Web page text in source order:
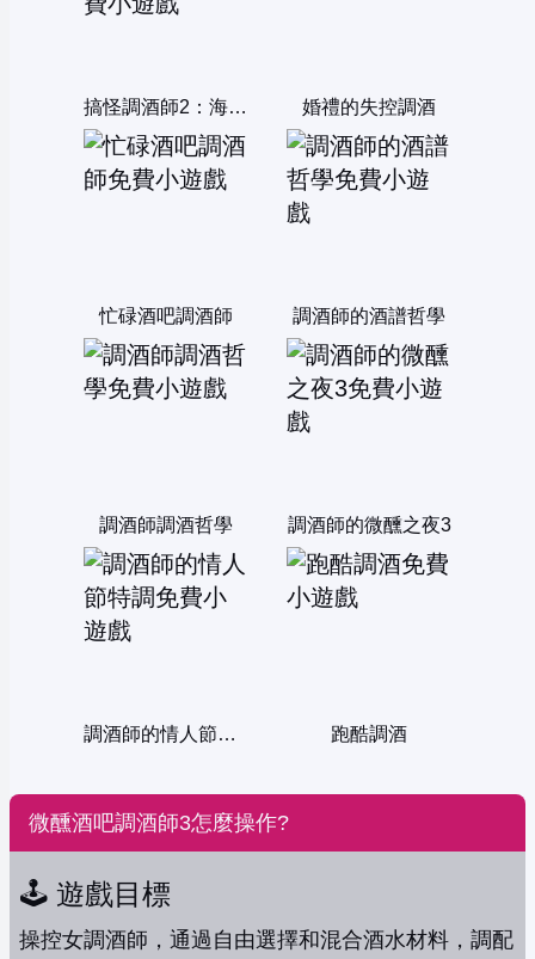
搞怪調酒師2：海灘酒吧 婚禮的失控調酒
忙碌酒吧調酒師 調酒師的酒譜哲學
調酒師調酒哲學 調酒師的微醺之夜3
調酒師的情人節特調 跑酷調酒
微醺酒吧調酒師3怎麼操作?
🕹️ 遊戲目標
操控女調酒師，通過自由選擇和混合酒水材料，調配